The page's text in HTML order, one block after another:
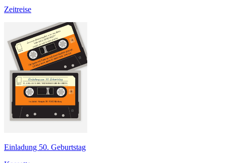
Zeitreise
Einladung 50. Geburtstag